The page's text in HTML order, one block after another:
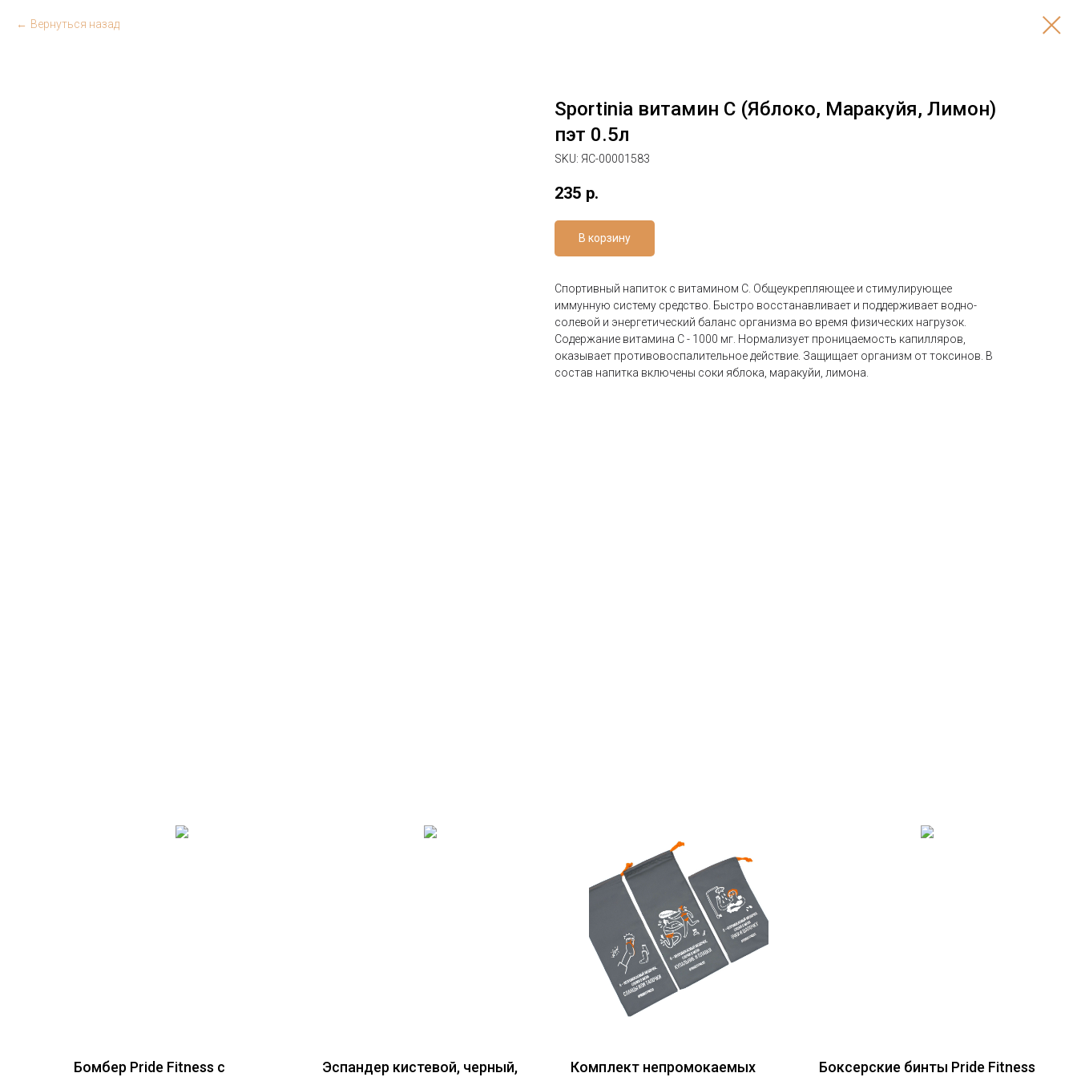
Вернуться назад
Sportinia витамин С (Яблоко, Маракуйя, Лимон)
пэт 0.5л
SKU: ЯС-00001583
235 р.
В корзину
Спортивный напиток с витамином С. Общеукрепляющее и стимулирующее
иммунную систему средство. Быстро восстанавливает и поддерживает водно-
солевой и энергетический баланс организма во время физических нагрузок.
Содержание витамина С - 1000 мг. Нормализует проницаемость капилляров,
оказывает противовоспалительное действие. Защищает организм от токсинов. В
состав напитка включены соки яблока, маракуйи, лимона.
Бомбер Pride Fitness с Эспандер кистевой, черный, Комплект непромокаемых Боксерские бинты Pride Fitness